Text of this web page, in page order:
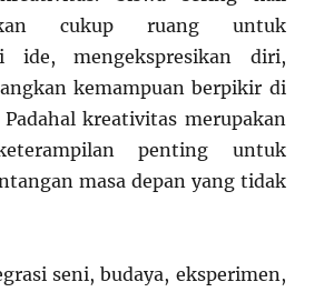
cukup ruang untuk
ide, mengekspresikan diri,
kemampuan berpikir di
kreativitas merupakan
penting untuk
masa depan yang tidak
seni, budaya, eksperimen,